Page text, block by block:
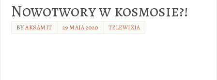
Nowotwory w kosmosie?!
BYAKSAMIT 29 MAJA 2020 TELEWIZJA